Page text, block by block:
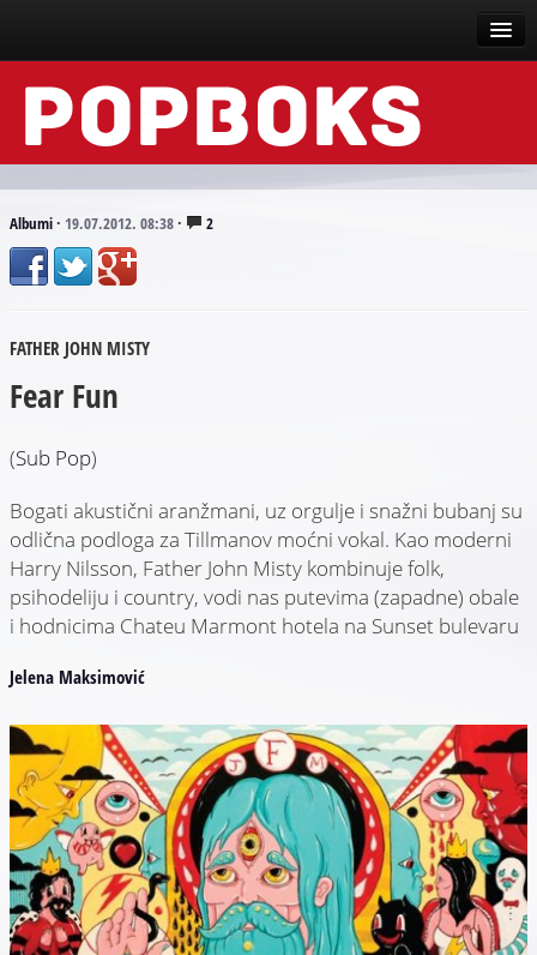
Vesti
Događaji
Tekstovi
Scena
Arhive
Albumi· 19.07.2012. 08:38· 2
FATHER JOHN MISTY
Fear Fun
(Sub Pop)
Bogati akustični aranžmani, uz orgulje i snažni bubanj su
odlična podloga za Tillmanov moćni vokal. Kao moderni
Harry Nilsson, Father John Misty kombinuje folk,
psihodeliju i country, vodi nas putevima (zapadne) obale
i hodnicima Chateu Marmont hotela na Sunset bulevaru
Jelena Maksimović